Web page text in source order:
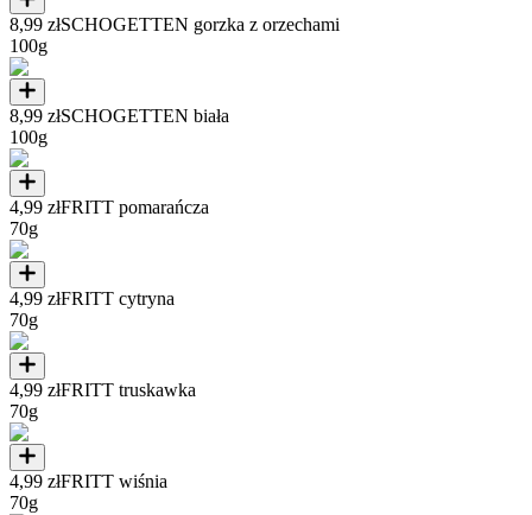
8,99 złSCHOGETTEN gorzka z orzechami
100g
8,99 złSCHOGETTEN biała
100g
4,99 złFRITT pomarańcza
70g
4,99 złFRITT cytryna
70g
4,99 złFRITT truskawka
70g
4,99 złFRITT wiśnia
70g